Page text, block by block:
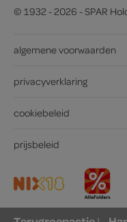
© 1932 - 2026 - SPAR
algemene voorwaarden
privacyverklaring
cookiebeleid
prijsbeleid